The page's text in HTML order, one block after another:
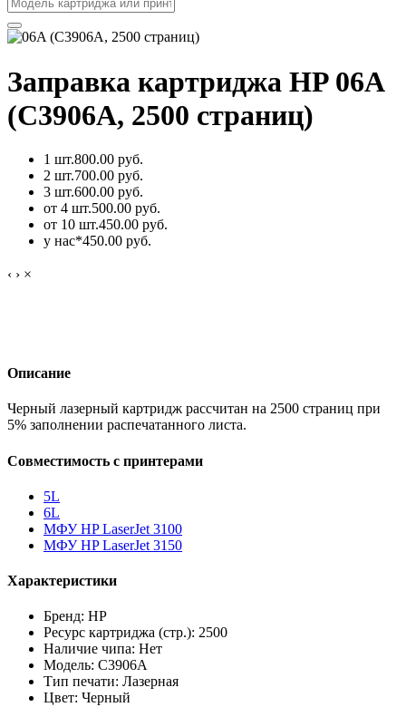
Заправка картриджа HP 06A
(C3906A, 2500 страниц)
1 шт.800.00 руб.
2 шт.700.00 руб.
3 шт.600.00 руб.
от 4 шт.500.00 руб.
от 10 шт.450.00 руб.
у нас*450.00 руб.
‹ › ×
Описание
Черный лазерный картридж рассчитан на 2500 страниц при
5% заполнении распечатанного листа.
Совместимость с принтерами
5L
6L
МФУ HP LaserJet 3100
МФУ HP LaserJet 3150
Характеристики
Бренд: HP
Ресурс картриджа (стр.): 2500
Наличие чипа: Нет
Модель: C3906A
Тип печати: Лазерная
Цвет: Черный